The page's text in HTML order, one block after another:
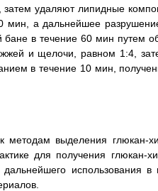
удаляют липидные
мин, а дальнейшее
в течение 60 мин путем
и щелочи, равном 1:4,
в течение 10 мин,
выделения глюкан-
для получения глюкан-
использования в